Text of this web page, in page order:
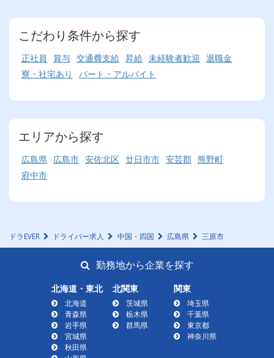
こだわり条件から探す
正社員 賞与 交通費支給 昇給 未経験者歓迎 退職金
寮・社宅あり
パート・アルバイト
エリアから探す
広島県 広島市 安佐北区 廿日市市 安芸郡 熊野町
府中市
ドラEVER ドライバー求人 中国・四国 広島県 三原市
勤務地から企業を探す
北海道・東北
北海道
青森県
岩手県
宮城県
秋田県
北関東
茨城県
栃木県
群馬県
関東
埼玉県
千葉県
東京都
神奈川県